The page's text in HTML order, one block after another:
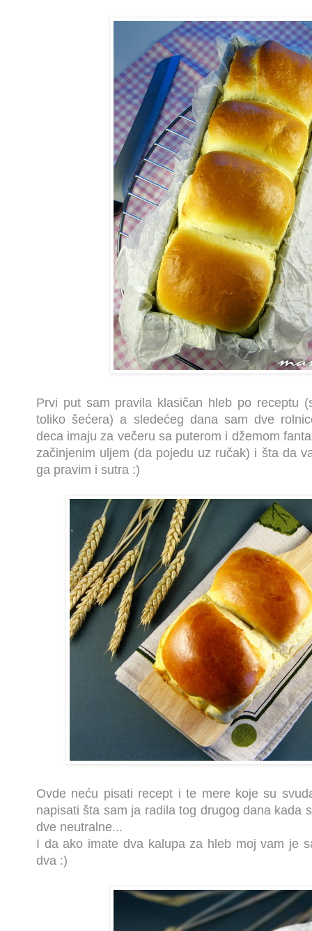
Prvi put sam pravila klasičan hleb po receptu
toliko šećera) a sledećeg dana sam dve
deca imaju za večeru sa puterom i džemom
začinjenim uljem (da pojedu uz ručak) i šta da
ga pravim i sutra :)
Ovde neću pisati recept i te mere koje su
napisati šta sam ja radila tog drugog dana kada
dve neutralne...
I da ako imate dva kalupa za hleb moj vam je
dva :)